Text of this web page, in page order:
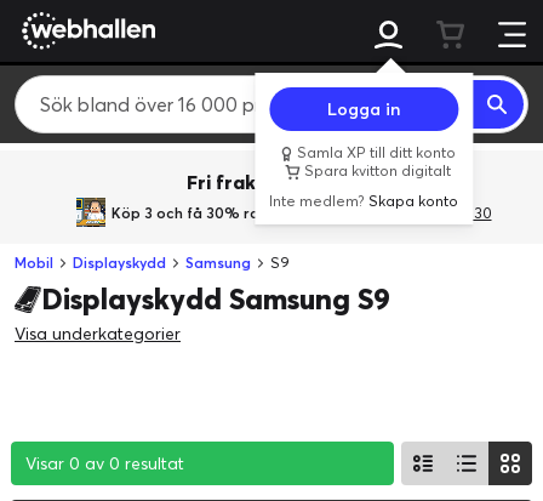
Logga in
Samla XP till ditt konto
Spara kvitton digitalt
Inte medlem?Skapa konto
Fri frakt över 800 kr.
Köp 3 och få 30% rabatt med rabattkoden 3Gives30
Mobil Displayskydd Samsung S9
Displayskydd Samsung S9
Visa underkategorier
Visar 0 av 0 resultat
Visar 0 av 0 resultat
Visar 0 av 0 resultat